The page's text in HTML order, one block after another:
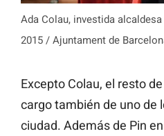
Ada Colau, investida
2015 / Ajuntament de
Excepto Colau, el resto
cargo también de uno de
ciudad. Además de Pin